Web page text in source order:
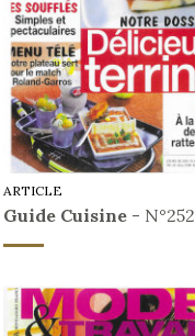
ARTICLE
Guide Cuisine- N°252